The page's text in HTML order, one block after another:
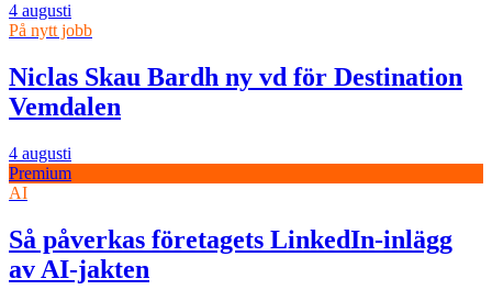
4 augusti
På nytt jobb
Niclas Skau Bardh ny vd för Destination
Vemdalen
4 augusti
Premium
AI
Så påverkas företagets LinkedIn-inlägg
av AI-jakten